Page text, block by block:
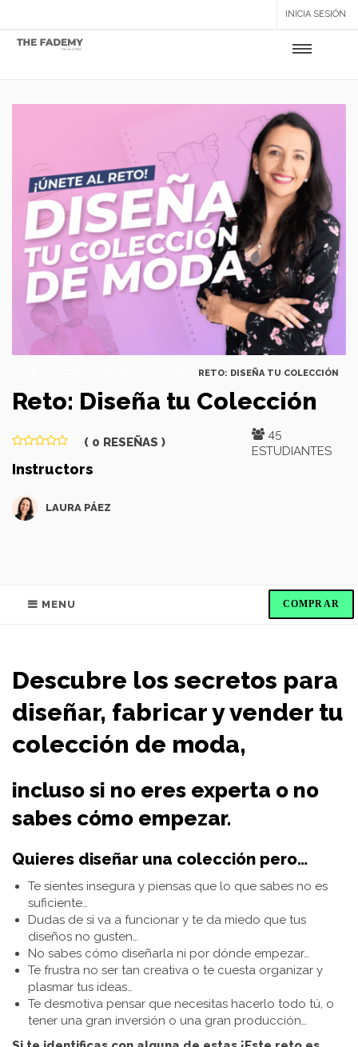
INICIA SESIÓN
Setup Menus in Admin Panel
RETO: DISEÑA TU COLECCIÓN
Reto: Diseña tu Colección
( 0 RESEÑAS )
45
ESTUDIANTES
Instructors
LAURA PÁEZ
MENU
Descubre los secretos para
diseñar, fabricar y vender tu
colección de moda,
incluso si no eres experta o no
sabes cómo empezar.
Quieres diseñar una colección pero…
Te sientes insegura y piensas que lo que sabes no es
suficiente…
Dudas de si va a funcionar y te da miedo que tus
diseños no gusten…
​No sabes cómo diseñarla ni por dónde empezar…
​Te frustra no ser tan creativa o te cuesta organizar y
plasmar tus ideas…
​Te desmotiva pensar que necesitas hacerlo todo tú, o
tener una gran inversión o una gran producción…